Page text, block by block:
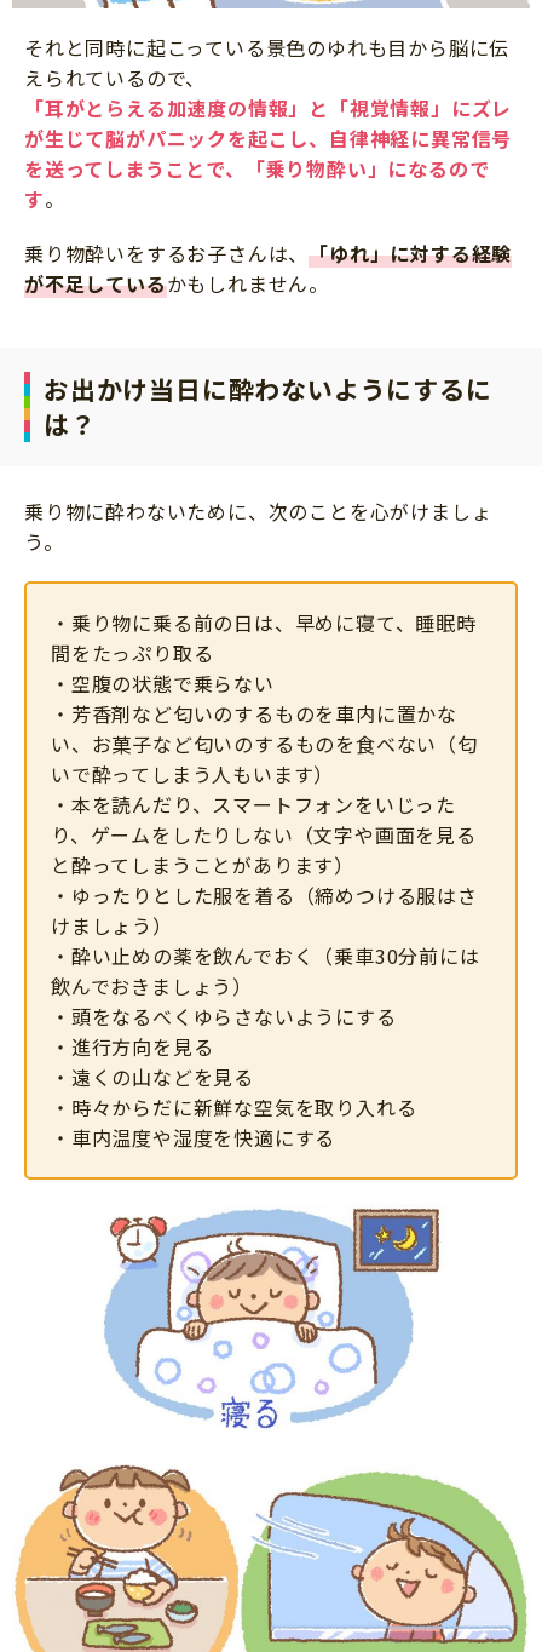
それと同時に起こっている景色のゆれも目から脳に伝
えられているので、
「耳がとらえる加速度の情報」と「視覚情報」にズレ
が生じて脳がパニックを起こし、自律神経に異常信号
を送ってしまうことで、「乗り物酔い」になるので
す。
乗り物酔いをするお子さんは、「ゆれ」に対する経験
が不足しているかもしれません。
お出かけ当日に酔わないようにするに
は？
乗り物に酔わないために、次のことを心がけましょ
う。
・乗り物に乗る前の日は、早めに寝て、睡眠時
間をたっぷり取る
・空腹の状態で乗らない
・芳香剤など匂いのするものを車内に置かな
い、お菓子など匂いのするものを食べない（匂
いで酔ってしまう人もいます）
・本を読んだり、スマートフォンをいじった
り、ゲームをしたりしない（文字や画面を見る
と酔ってしまうことがあります）
・ゆったりとした服を着る（締めつける服はさ
けましょう）
・酔い止めの薬を飲んでおく（乗車30分前には
飲んでおきましょう）
・頭をなるべくゆらさないようにする
・進行方向を見る
・遠くの山などを見る
・時々からだに新鮮な空気を取り入れる
・車内温度や湿度を快適にする